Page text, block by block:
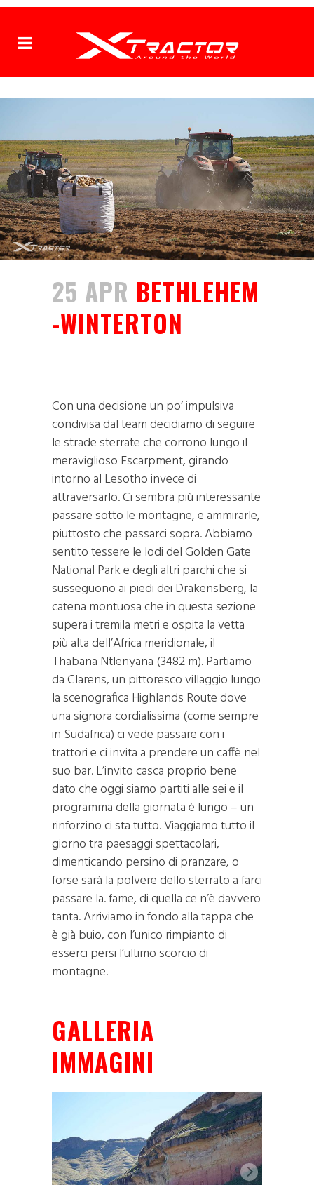
25 APR BETHLEHEM
-WINTERTON
Con una decisione un po’ impulsiva
condivisa dal team decidiamo di seguire
le strade sterrate che corrono lungo il
meraviglioso Escarpment, girando
intorno al Lesotho invece di
attraversarlo. Ci sembra più interessante
passare sotto le montagne, e ammirarle,
piuttosto che passarci sopra. Abbiamo
sentito tessere le lodi del Golden Gate
National Park e degli altri parchi che si
susseguono ai piedi dei Drakensberg, la
catena montuosa che in questa sezione
supera i tremila metri e ospita la vetta
più alta dell’Africa meridionale, il
Thabana Ntlenyana (3482 m). Partiamo
da Clarens, un pittoresco villaggio lungo
la scenografica Highlands Route dove
una signora cordialissima (come sempre
in Sudafrica) ci vede passare con i
trattori e ci invita a prendere un caffè nel
suo bar. L’invito casca proprio bene
dato che oggi siamo partiti alle sei e il
programma della giornata è lungo – un
rinforzino ci sta tutto. Viaggiamo tutto il
giorno tra paesaggi spettacolari,
dimenticando persino di pranzare, o
forse sarà la polvere dello sterrato a farci
passare la. fame, di quella ce n’è davvero
tanta. Arriviamo in fondo alla tappa che
è già buio, con l’unico rimpianto di
esserci persi l’ultimo scorcio di
montagne.
GALLERIA
IMMAGINI